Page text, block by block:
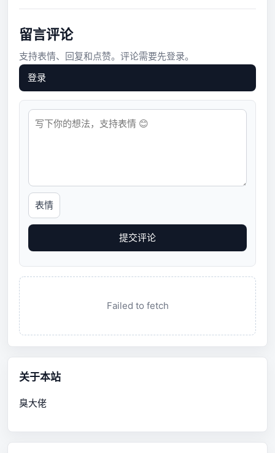
留言评论
支持表情、回复和点赞。评论需要先登录。
登录
表情
提交评论
Failed to fetch
关于本站
臭大佬